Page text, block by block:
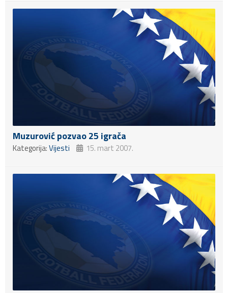
Muzurović pozvao 25 igrača
Kategorija:Vijesti 15. mart 2007.